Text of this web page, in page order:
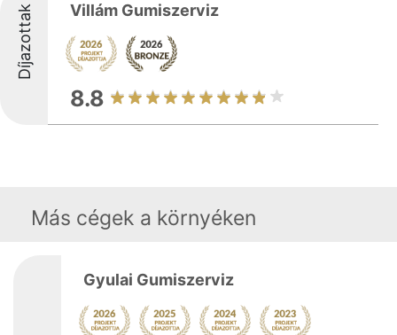
Díjazottak Villám Gumiszerviz
8.8
Más cégek a környéken
Gyulai Gumiszerviz